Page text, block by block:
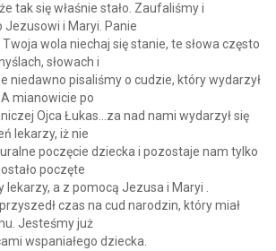
tak się właśnie stało. Zaufaliśmy i
i Maryi. Panie
wola niechaj się stanie, te słowa często
słowach i
niedawno pisaliśmy o cudzie, który wydarzył
mianowicie po
Ojca Łukas...za nad nami wydarzył się
lekarzy, iż nie
poczęcie dziecka i pozostaje nam tylko
poczęte
a z pomocą Jezusa i Maryi .
czas na cud narodzin, który miał
Jesteśmy już
wspaniałego dziecka.